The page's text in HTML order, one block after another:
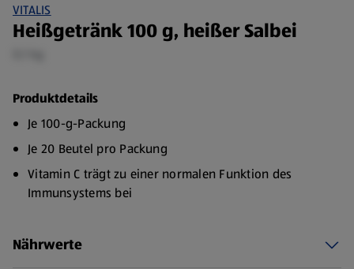
VITALIS
Heißgetränk 100 g, heißer Salbei
Produktdetails
Je 100-g-Packung
Je 20 Beutel pro Packung
Vitamin C trägt zu einer normalen Funktion des
Immunsystems bei
werden noch lange gespeichert werden
Nährwerte